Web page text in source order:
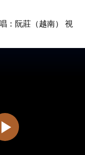
：阮莊（越南） 視